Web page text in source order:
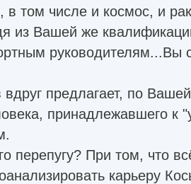
в том числе и космос, и
из Вашей же
руководителям...Вы
предлагает, по
принадлежавшего к
перепугу? При том, что
карьеру